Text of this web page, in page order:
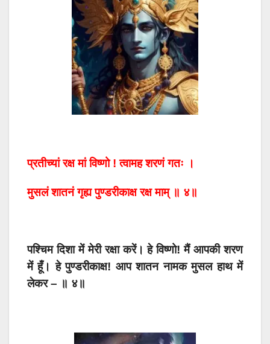
प्रतीच्यां रक्ष मां विष्णो ! त्वामह शरणं गतः ।
मुसलं शातनं गृह्य पुण्डरीकाक्ष रक्ष माम् ॥ ४॥
पश्चिम दिशा में मेरी रक्षा करें। हे विष्णो! मैं आपकी शरण
में हूँ। हे पुण्डरीकाक्ष! आप शातन नामक मुसल हाथ में
लेकर – ॥ ४॥